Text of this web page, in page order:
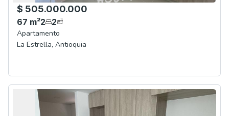
$ 505.000.000
67 m²2 2
Apartamento
La Estrella, Antioquia